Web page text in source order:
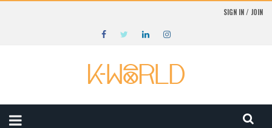
SIGN IN / JOIN